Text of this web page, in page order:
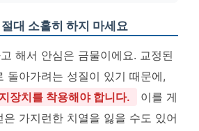
대 소홀히 하지 마세요
해서 안심은 금물이에요. 교정된
돌아가려는 성질이 있기 때문에,
장치를 착용해야 합니다.
이를 게
가지런한 치열을 잃을 수도 있어